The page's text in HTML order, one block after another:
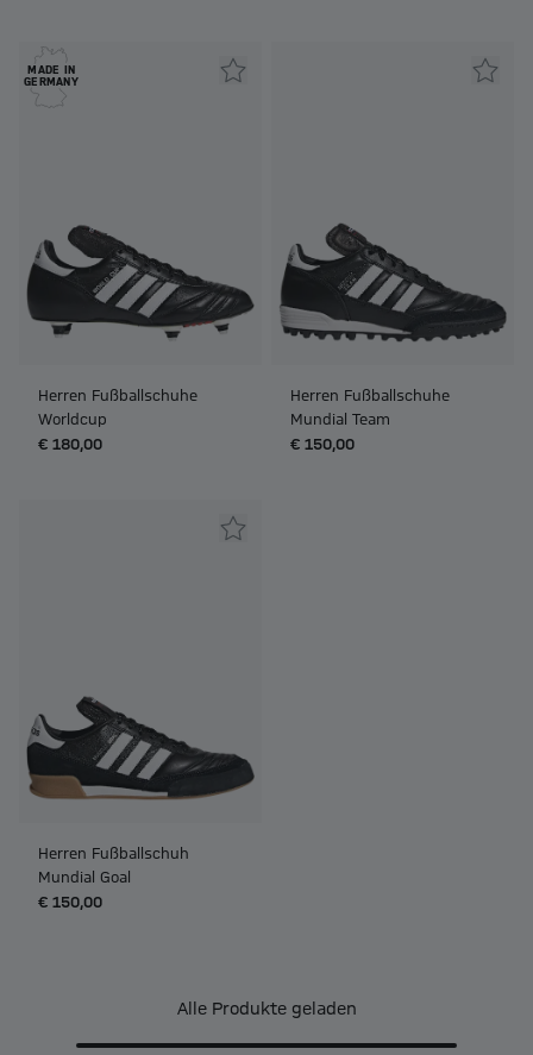
MADE IN
GERMANY
Herren Fußballschuhe
Worldcup
€ 180,00
Herren Fußballschuhe
Mundial Team
€ 150,00
Herren Fußballschuh
Mundial Goal
€ 150,00
Alle Produkte geladen